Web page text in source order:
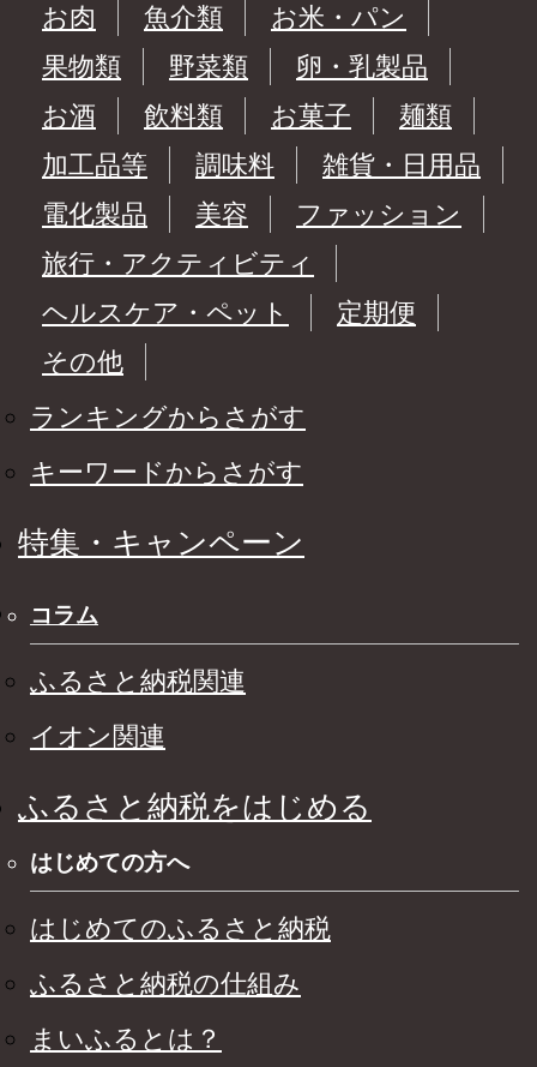
お肉
魚介類
お米・パン
果物類
野菜類
卵・乳製品
お酒
飲料類 お菓子
麺類
加工品等
調味料
雑貨・日用品
電化製品
美容
ファッション
旅行・アクティビティ
ヘルスケア・ペット
定期便
その他
ランキングからさがす
キーワードからさがす
特集・キャンペーン
コラム
ふるさと納税関連
イオン関連
ふるさと納税をはじめる
はじめての方へ
はじめてのふるさと納税
ふるさと納税の仕組み
まいふるとは？